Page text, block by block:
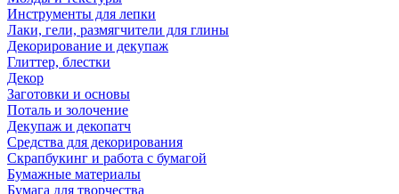
Инструменты для лепки
Лаки, гели, размягчители для глины
Декорирование и декупаж
Глиттер, блестки
Декор
Заготовки и основы
Поталь и золочение
Декупаж и декопатч
Средства для декорирования
Скрапбукинг и работа с бумагой
Бумажные материалы
Бумага для творчества